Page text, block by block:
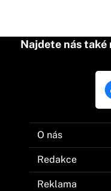
Najdete nás
O nás
Redakce
Reklama